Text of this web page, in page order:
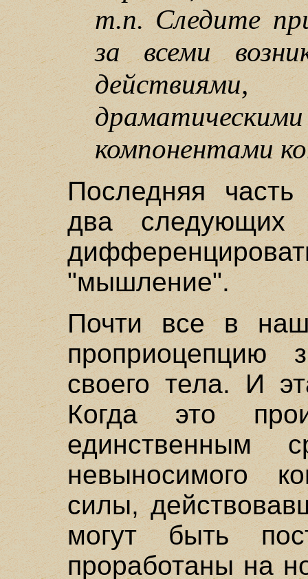
т.п. Следите
за всеми
компонентами
Последняя
два
"мышление".
Почти все в
проприоцепцию
своего тела. И
Когда это
единственным
невыносимого
силы,
могут быть
проработаны на